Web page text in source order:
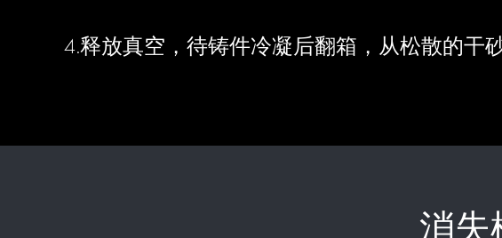
4.释放真空，待铸件冷凝后翻箱，从松散的干
消失